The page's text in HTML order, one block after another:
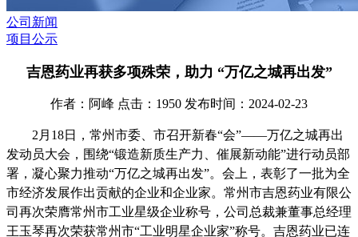
公司新闻
项目公示
吉恩药业再获多项殊荣，助力 “万亿之城再出发”
作者：阿峰 点击：1950 发布时间：2024-02-23
2 月 18日，常州市委、市召开新春“会”——万亿之城再出
发动员大会，围绕“锻造新质生产力、催展新动能”进行动员部
署，凝心聚力推动“万亿之城再出发”。会上，表彰了一批为全
市经济发展作出贡献的企业和企业家。常州市吉恩药业有限公
司再次荣膺常州市工业星级企业称号，公司总裁兼董事总经理
王玉琴再次荣获常州市“工业明星企业家”称号。吉恩药业已连